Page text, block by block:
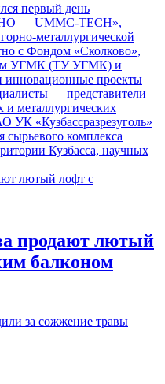
первый день
— UMMC-ТЕСН»,
металлургической
с Фондом «Сколково»,
УГМК (ТУ УГМК) и
инновационные проекты
— представители
металлургических
УК «Кузбассразрезуголь»
сырьевого комплекса
Кузбасса, научных
продают лютый
балконом